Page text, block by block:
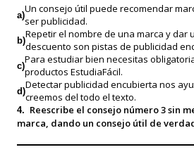
a)Un consejo útil puede recomendar
ser publicidad.
b)Repetir el nombre de una marca y dar
descuento son pistas de publicidad
c)Para estudiar bien necesitas
productos EstudiaFácil.
d)Detectar publicidad encubierta nos
creemos del todo el texto.
4. Reescribe el consejo número 3 sin
marca, dando un consejo útil de